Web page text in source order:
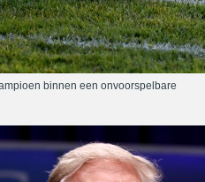
binnen een onvoorspelbare